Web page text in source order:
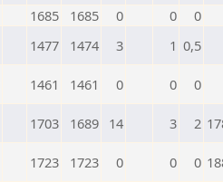
1685 1685 0 0
0
1477 1474 3 1 0,5
1461 1461 0 0 0
1703 1689 14 3 2
1723 1723 0 0 0